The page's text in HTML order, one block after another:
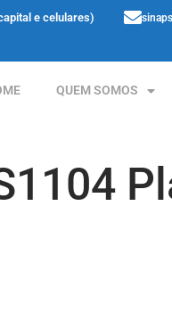
e celulares)
QUEM SOMOS